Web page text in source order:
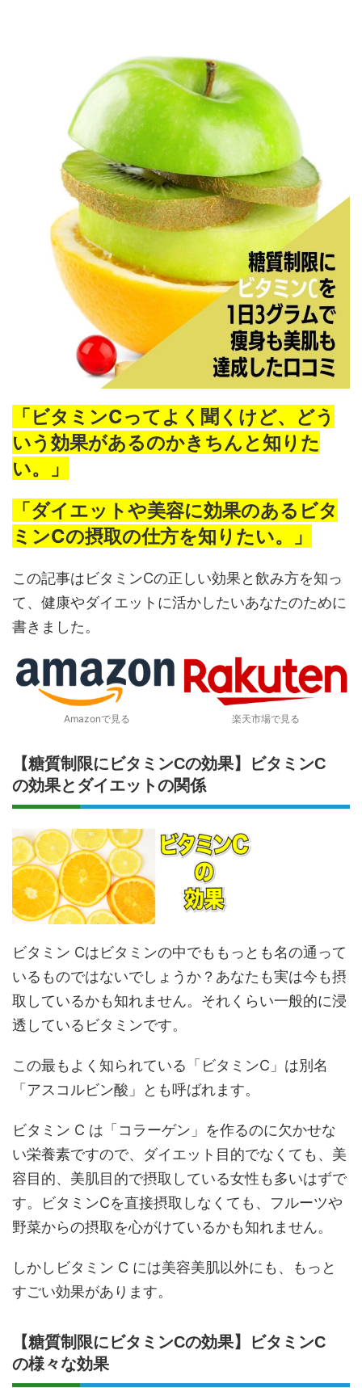
「ビタミンCってよく聞くけど、どう
いう効果があるのかきちんと知りた
い。」
「ダイエットや美容に効果のあるビタ
ミンCの摂取の仕方を知りたい。」
この記事はビタミンCの正しい効果と飲み方を知っ
て、健康やダイエットに活かしたいあなたのために
書きました。
Amazonで見る 楽天市場で見る
【糖質制限にビタミンCの効果】ビタミンC
の効果とダイエットの関係
ビタミン Cはビタミンの中でももっとも名の通って
いるものではないでしょうか？あなたも実は今も摂
取しているかも知れません。それくらい一般的に浸
透しているビタミンです。
この最もよく知られている「ビタミンC」は別名
「アスコルビン酸」とも呼ばれます。
ビタミン C は「コラーゲン」を作るのに欠かせな
い栄養素ですので、ダイエット目的でなくても、美
容目的、美肌目的で摂取している女性も多いはずで
す。ビタミンCを直接摂取しなくても、フルーツや
野菜からの摂取を心がけているかも知れません。
しかしビタミン C には美容美肌以外にも、もっと
すごい効果があります。
【糖質制限にビタミンCの効果】ビタミンC
の様々な効果